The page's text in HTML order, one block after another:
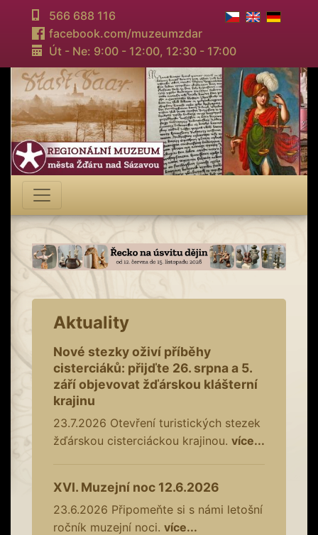
566 688 116
facebook.com/muzeumzdar
Út - Ne: 9:00 - 12:00, 12:30 - 17:00
Aktuality
Nové stezky oživí příběhy
cisterciáků: přijďte 26. srpna a 5.
září objevovat žďárskou klášterní
krajinu
23.7.2026 Otevření turistických stezek
žďárskou cisterciáckou krajinou. více...
XVI. Muzejní noc 12.6.2026
23.6.2026 Připomeňte si s námi letošní
ročník muzejní noci. více...